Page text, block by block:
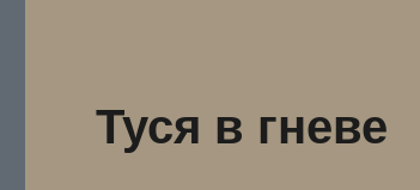
Туся в гневе